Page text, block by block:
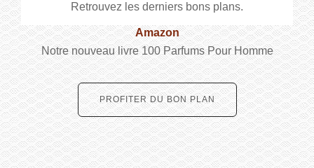
Retrouvez les derniers bons plans.
Amazon
Notre nouveau livre 100 Parfums Pour Homme
PROFITER DU BON PLAN